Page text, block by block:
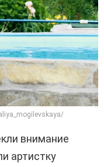
внимание
артистку